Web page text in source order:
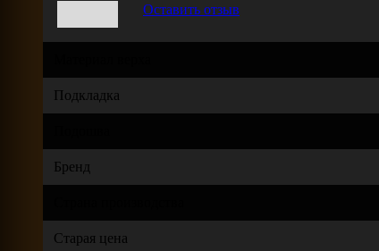
Оставить отзыв
Подкладка
Бренд
Старая цена